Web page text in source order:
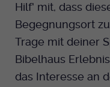
Hilf' mit, dass
Begegnungsort
Trage mit deiner
Bibelhaus
das Interesse an